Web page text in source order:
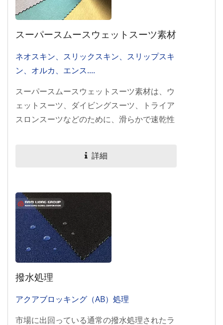
スーパースムースウェットスーツ素材
ネオスキン、スリックスキン、スリップスキ
ン、オルカ、エンス....
スーパースムースウェットスーツ素材は、ウ
ェットスーツ、ダイビングスーツ、トライア
スロンスーツなどのために、滑らかで速乾性
す。このシリーズには、外側または内側の部
詳細
撥水処理
アクアブロッキング（AB）処理
市場に出回っている通常の撥水処理されたラ